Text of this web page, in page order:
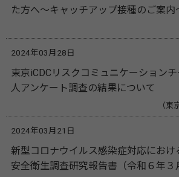
た方へ～キャッチアップ接種のご案内
2024年03月28日
東京iCDCリスクコミュニケーション
人アンケート調査の結果について
（東
2024年03月21日
新型コロナウイルス感染症対応におけ
安全衛生調査研究報告書（令和６年３